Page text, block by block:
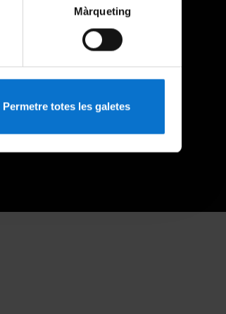
Màrqueting
Permetre totes les galetes